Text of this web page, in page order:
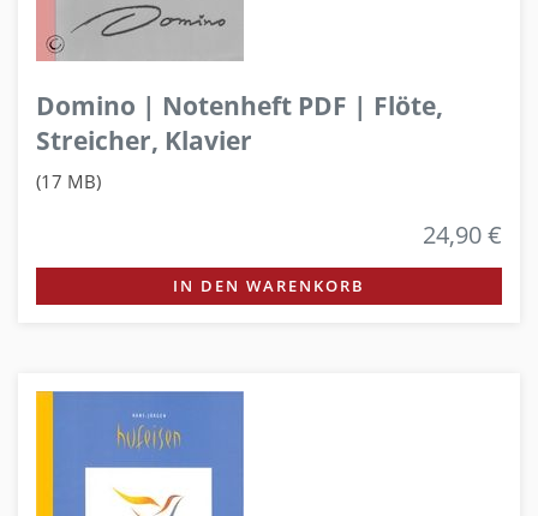
Domino | Notenheft PDF | Flöte,
Streicher, Klavier
(17 MB)
24,90 €
IN DEN WARENKORB